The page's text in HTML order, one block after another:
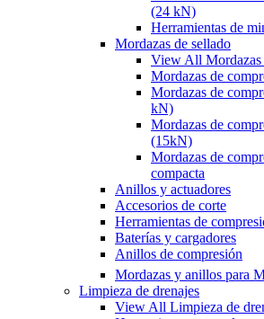
(24 kN)
Herramientas de
Mordazas de sellado
View All Mordazas
Mordazas de
Mordazas de
kN)
Mordazas de
(15kN)
Mordazas de
compacta
Anillos y actuadores
Accesorios de corte
Herramientas de
Baterías y cargadores
Anillos de compresión
Mordazas y anillos para
Limpieza de drenajes
View All Limpieza de